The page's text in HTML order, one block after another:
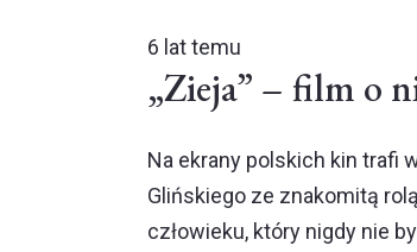
6 lat temu
„Zieja” – film o
Na ekrany polskich kin trafi
Glińskiego ze znakomitą
człowieku, który nigdy nie